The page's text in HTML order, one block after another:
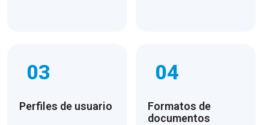
03
Perfiles de usuario
04
Formatos de
documentos